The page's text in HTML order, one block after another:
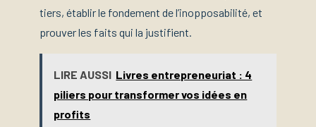
tiers, établir le fondement de l’inopposabilité, et
prouver les faits qui la justifient.
LIRE AUSSI Livres entrepreneuriat : 4
piliers pour transformer vos idées en
profits